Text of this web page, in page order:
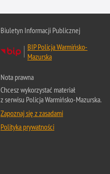
Biuletyn Informacji Publicznej
BIP Policja Warmińsko-
Mazurska
Nota prawna
Chcesz wykorzystać materiał
z serwisu Policja Warmińsko-Mazurska.
Zapoznaj się z zasadami
Polityka prywatności